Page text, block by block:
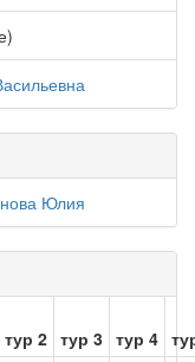
Юлия
тур 2 тур 3 тур 4